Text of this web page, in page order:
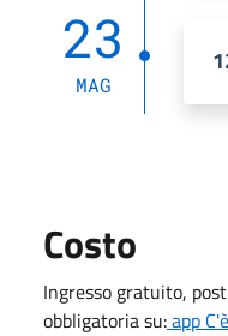
23
MAG
Costo
Ingresso gratuito,
obbligatoria su:app